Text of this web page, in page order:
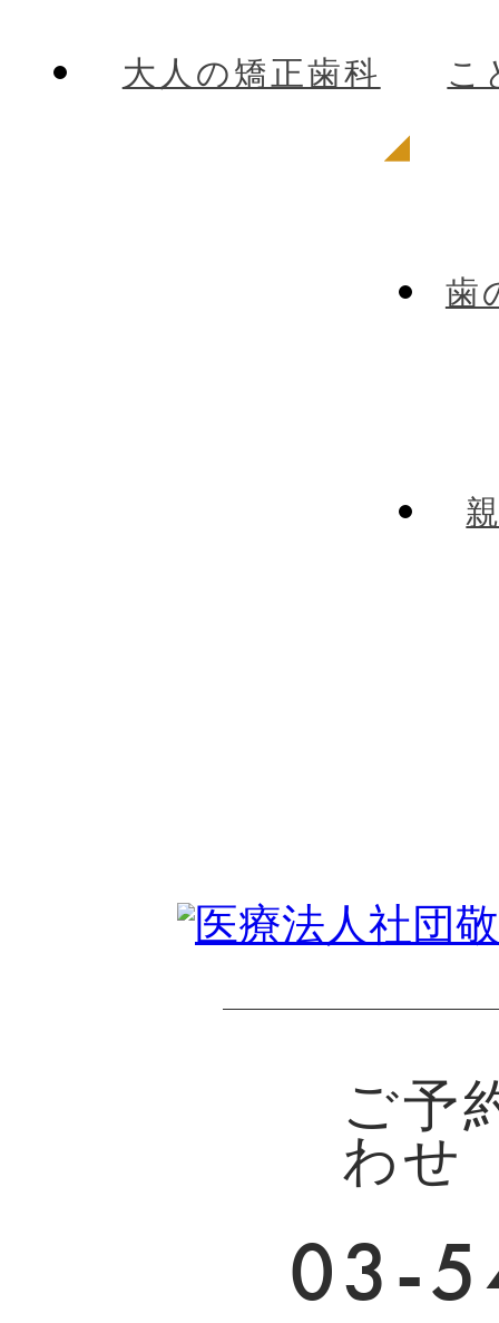
大人の矯正歯科 こ
歯
ご予
わせ
03-